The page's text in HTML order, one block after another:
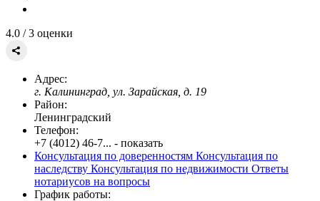
4.0 / 3 оценки
Адрес:
г. Калининград, ул. Зарайская, д. 19
Район:
Ленинградский
Телефон:
+7 (4012) 46-7... - показать
Консультация по доверенностям Консультация по
наследству Консультация по недвижимости Ответы
нотариусов на вопросы
График работы: